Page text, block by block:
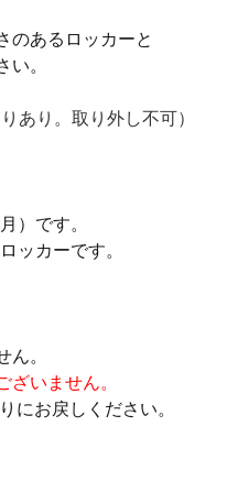
のあるロッカーと
い。
あり。取り外し不可）
）です。
ッカーです。
ん。
いません。
にお戻しください。